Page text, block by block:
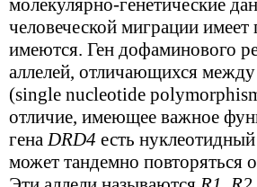
молекулярно-генетические
человеческой миграции
имеются. Ген дофаминового
аллелей, отличающихся
(single nucleotide
отличие, имеющее важное
генаDRD4 есть
может тандемно повторяться